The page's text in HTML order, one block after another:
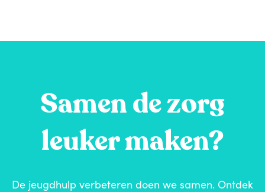
Samen de zorg
leuker maken?
De jeugdhulp verbeteren doen we samen. Ontdek